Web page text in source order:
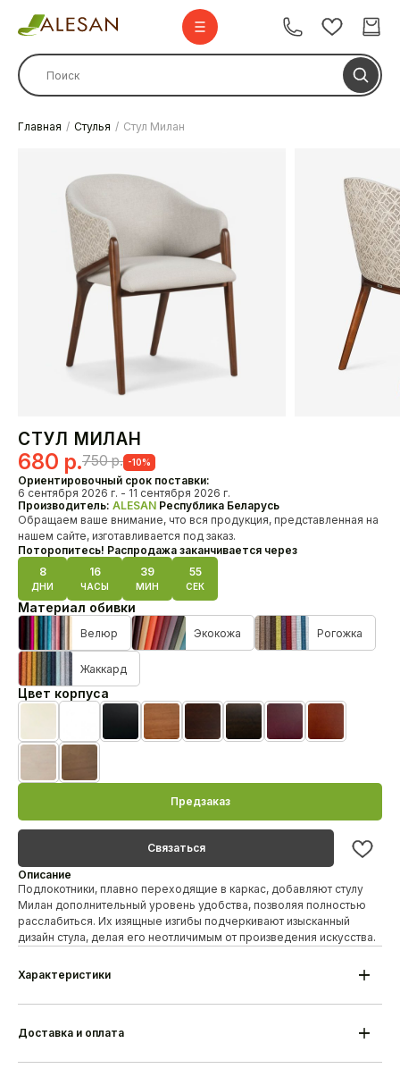
Стулья барные
Столы
Комплекты
Диваны
О нас
HoReCa
Доставка и оплата
Наши проекты
Дизайнерам
Дилерам
Как связаться с нами?
+375 29 347-09-09
alesanby@mail.ru
Отдел продаж с 10:00 до 20:00
Главная Стулья Стул Милан
СТУЛ МИЛАН
750р.Первоначальная
цена
составляла
750 р..
680 р.
Текущая
цена:
680 р..
-10%
Ориентировочный срок поставки:
6 сентября 2026 г. - 11 сентября 2026 г.
Производитель: ALESAN Республика Беларусь
Обращаем ваше внимание, что вся продукция, представленная на
нашем сайте, изготавливается под заказ.
Поторопитесь! Распродажа заканчивается через
8
ДНИ
16
ЧАСЫ
39
МИН
55
СЕК
Материал обивки
Велюр Экокожа Рогожка
Жаккард
Цвет корпуса
Белая эмальЧерная эмаль
Черешня лак
Предзаказ
Связаться
Описание
Подлокотники, плавно переходящие в каркас, добавляют стулу
Милан дополнительный уровень удобства, позволяя полностью
расслабиться. Их изящные изгибы подчеркивают изысканный
дизайн стула, делая его неотличимым от произведения искусства.
Характеристики
Высота
Ширина
Доставка и оплата